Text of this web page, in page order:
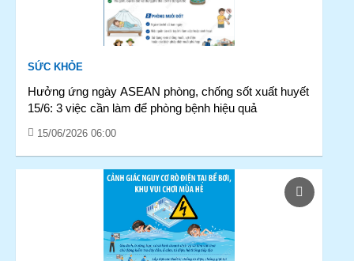
SỨC KHỎE
Hưởng ứng ngày ASEAN phòng, chống sốt xuất huyết
15/6: 3 việc cần làm để phòng bệnh hiệu quả
15/06/2026 06:00